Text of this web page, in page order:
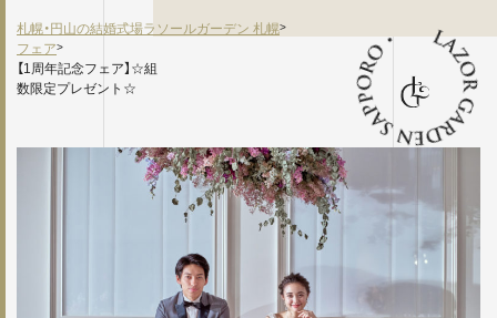
札幌・円山の結婚式場ラソールガーデン 札幌>
フェア>
【1周年記念フェア】☆組
数限定プレゼント☆